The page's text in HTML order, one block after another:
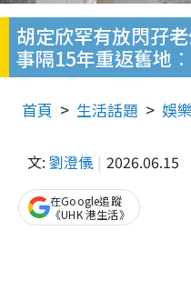
胡定欣罕有放閃孖
事隔15年重返舊地
首頁 生活話題 娛樂
文: 劉澄儀 2026.06.15
在Google追蹤
《UHK 港生活》